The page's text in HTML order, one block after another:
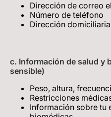
Dirección de correo
Número de teléfono
Dirección domiciliaria
c. Información de salud y
sensible)
Peso, altura,
Restricciones
Información sobre tu